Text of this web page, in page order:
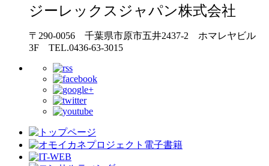
ジーレックスジャパン株式会社
〒290-0056 千葉県市原市五井2437-2 ホマレヤビル
3F TEL.0436-63-3015